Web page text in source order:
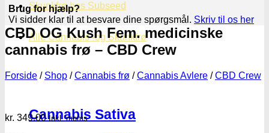
Skunkfrø hos Subseed
Alle Cannabis -og Skunkfrø
Cannabis Sativa
Brug for hjælp?
Vi sidder klar til at besvare dine spørgsmål. Skriv til os her
CBD OG Kush Fem. medicinske
cannabis frø – CBD Crew
Forside / Shop / Cannabis frø / Cannabis Avlere / CBD Crew
kr. 349.00 Inkl. moms